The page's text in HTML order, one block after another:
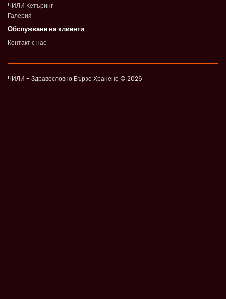
ЧИЛИ Кетъринг
Галерия
Обслужване на клиенти
Контакт с нас
ЧИЛИ - Здравословно Бързо Хранене © 2026